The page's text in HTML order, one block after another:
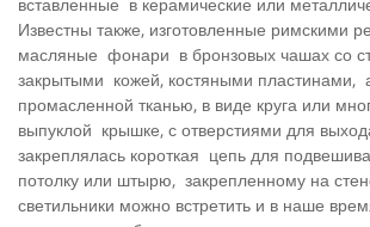
Известны также, изготовленные римскими
масляные фонари в бронзовых чашах со
закрытыми кожей, костяными пластинами,
промасленной тканью, в виде круга или
выпуклой крышке, с отверстиями для
закреплялась короткая цепь для
потолку или штырю, закреп­ленному на
светильники можно встре­тить и в наше